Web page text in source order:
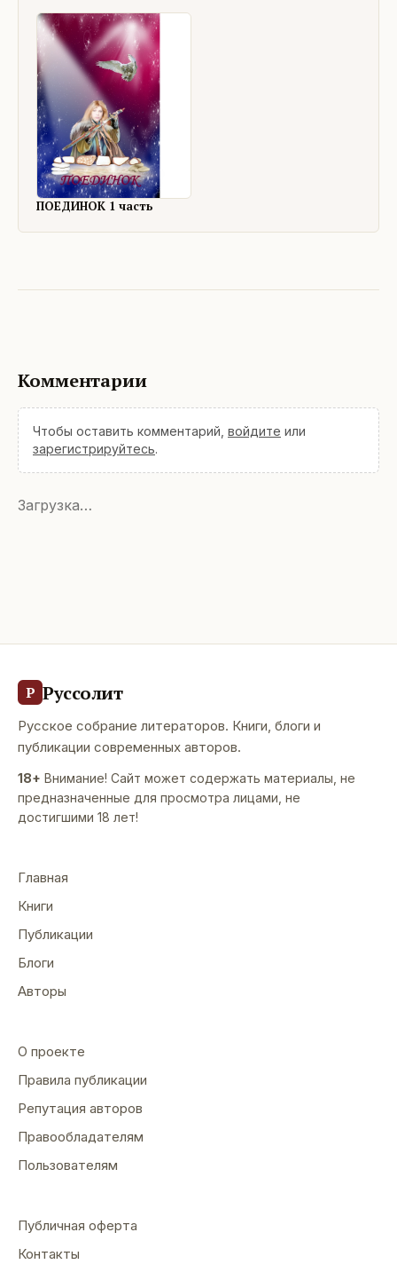
ПОЕДИНОК 1 часть
Комментарии
Чтобы оставить комментарий, войдите или
зарегистрируйтесь.
Загрузка…
Р Руссолит
Русское собрание литераторов. Книги, блоги и
публикации современных авторов.
18+ Внимание! Сайт может содержать материалы, не
предназначенные для просмотра лицами, не
достигшими 18 лет!
Главная
Книги
Публикации
Блоги
Авторы
О проекте
Правила публикации
Репутация авторов
Правообладателям
Пользователям
Публичная оферта
Контакты